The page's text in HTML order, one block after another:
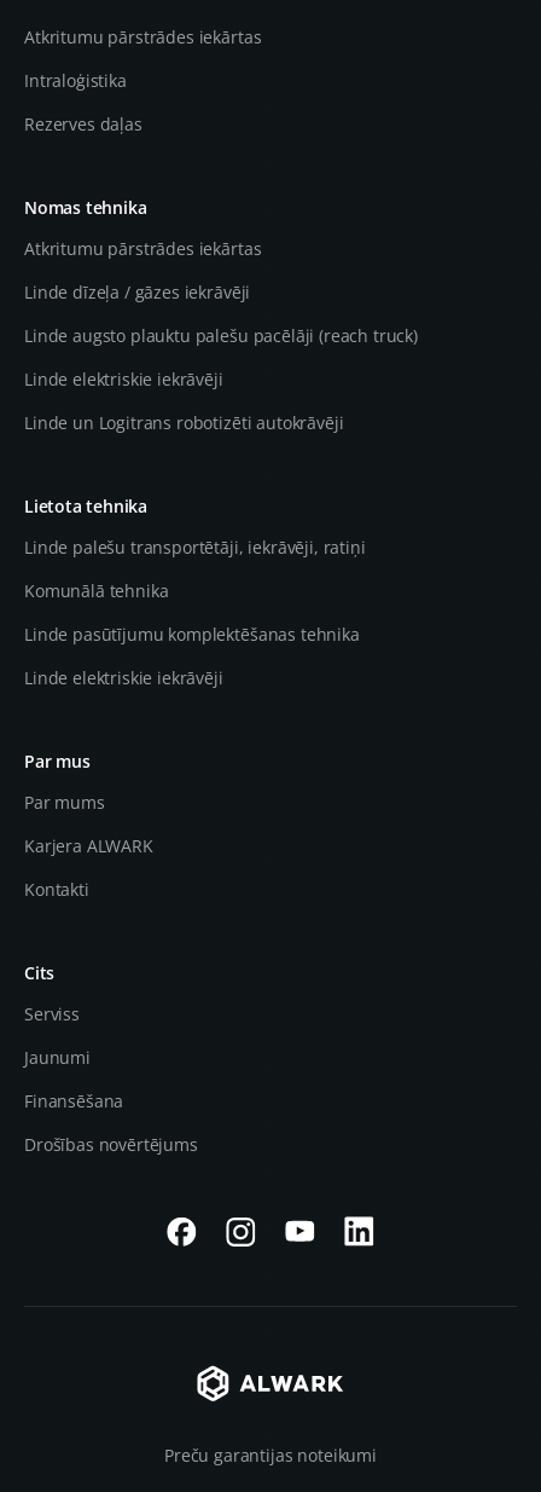
Atkritumu pārstrādes iekārtas
Intraloģistika
Rezerves daļas
Nomas tehnika
Atkritumu pārstrādes iekārtas
Linde dīzeļa / gāzes iekrāvēji
Linde augsto plauktu palešu pacēlāji (reach truck)
Linde elektriskie iekrāvēji
Linde un Logitrans robotizēti autokrāvēji
Lietota tehnika
Linde palešu transportētāji, iekrāvēji, ratiņi
Komunālā tehnika
Linde pasūtījumu komplektēšanas tehnika
Linde elektriskie iekrāvēji
Par mus
Par mums
Karjera ALWARK
Kontakti
Cits
Serviss
Jaunumi
Finansēšana
Drošības novērtējums
Preču garantijas noteikumi